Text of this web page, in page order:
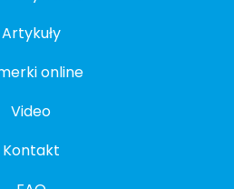
Artykuły
online
Video
Kontakt